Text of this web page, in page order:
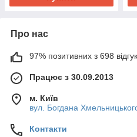
Про нас
97% позитивних з 698
Працює з 30.09.2013
м. Київ
вул. Богдана
Контакти